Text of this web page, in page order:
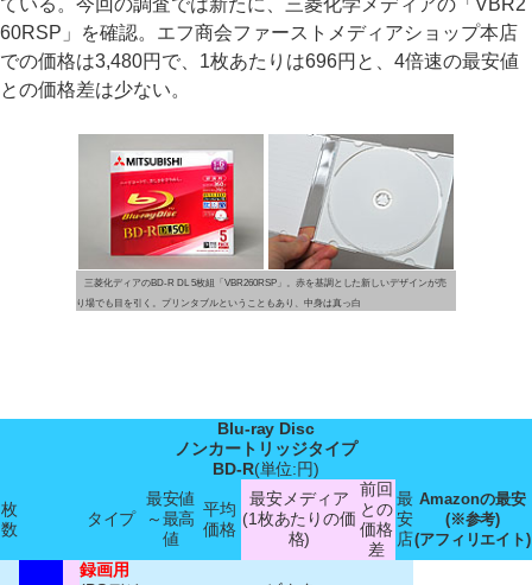
ている。今回の調査では新たに、三菱化学メディアの「VBR2
60RSP」を確認。エフ商会ファーストメディアショップ本店
での価格は3,480円で、1枚あたりは696円と、4倍速の最安値
との価格差は少ない。
三菱化ディアのBD-R DL 5枚組「VBR260RSP」。赤を基調とした新しいデザインが売
り場でも目を引く。プリンタブルということもあり、中身は真っ白
Blu-ray Disc
ノンカートリッジタイプ
BD-R(単位:円)
枚
数
タイプ
最安値
～最高
値
平均
価格
最安メディア
(1枚あたりの価
格)
前回
との
価格
差
最
安
店
Amazonの最安
(※参考)
(アフィリエイト)
録画用